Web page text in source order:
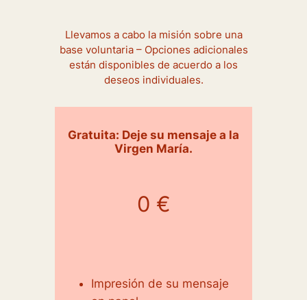
Llevamos a cabo la misión sobre una
base voluntaria – Opciones adicionales
están disponibles de acuerdo a los
deseos individuales.
Gratuita: Deje su mensaje a la
Virgen María.
0 €
Impresión de su mensaje